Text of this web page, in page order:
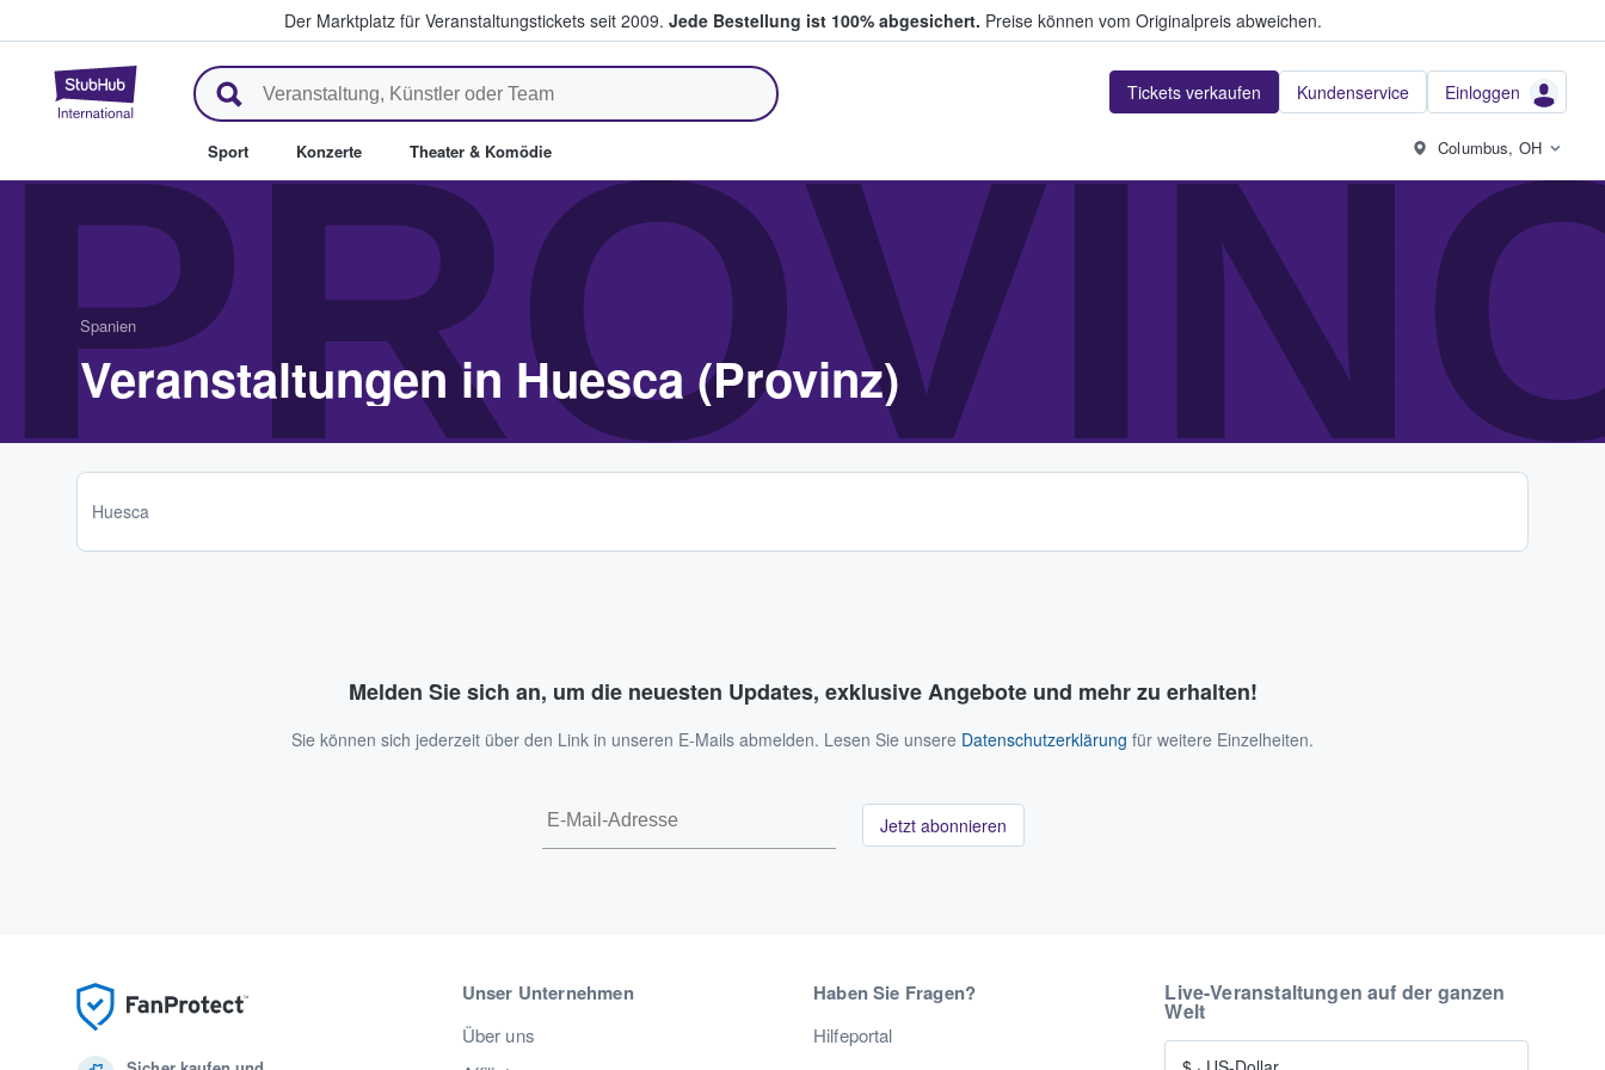
Der Marktplatz für Veranstaltungstickets seit 2009. Jede Bestellung ist 100% abgesichert. Preise können vom Originalpreis abweichen.
StubHub - Wo Fans Tickets kaufen & verkaufen Tickets verkaufen Kundenservice Einloggen
Sport Konzerte Theater & Komödie Columbus, OH
Spanien
Veranstaltungen in Huesca (Provinz)
Huesca
Melden Sie sich an, um die neuesten Updates, exklusive Angebote und mehr zu erhalten!
Sie können sich jederzeit über den Link in unseren E-Mails abmelden. Lesen Sie unsere Datenschutzerklärung für weitere Einzelheiten.
Jetzt abonnieren
Unser Unternehmen
Über uns
Haben Sie Fragen?
Hilfeportal
Live-Veranstaltungen auf der ganzen
Welt